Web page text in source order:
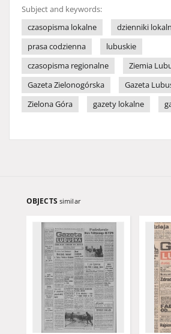
Subject and keywords:
czasopisma lokalne
dzienniki
prasa codzienna
lubuskie
czasopisma regionalne
Ziemia
Gazeta Zielonogórska
Gazeta
Zielona Góra
gazety lokalne
OBJECTS similar